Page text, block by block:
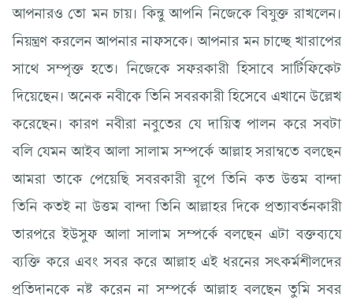
আপনারও তো মন চায়। কিন্তু আপনি নিজেকে বিযুক্ত রাখলেন।
নিয়ন্ত্রণ করলেন আপনার নাফসকে। আপনার মন চাচ্ছে খারাপের
সাথে সম্পৃক্ত হতে। নিজেকে সফরকারী হিসাবে সার্টিফিকেট
দিয়েছেন। অনেক নবীকে তিনি সবরকারী হিসেবে এখানে উল্লেখ
করেছেন। কারণ নবীরা নবুতের যে দায়িত্ব পালন করে সবটা
বলি যেমন আইব আলা সালাম সম্পর্কে আল্লাহ সরাম্বতে বলছেন
আমরা তাকে পেয়েছি সবরকারী রূপে তিনি কত উত্তম বান্দা
তিনি কতই না উত্তম বান্দা তিনি আল্লাহর দিকে প্রত্যাবর্তনকারী
তারপরে ইউসুফ আলা সালাম সম্পর্কে বলছেন এটা বক্তব্যযে
ব্যক্তি করে এবং সবর করে আল্লাহ এই ধরনের সৎকর্মশীলদের
প্রতিদানকে নষ্ট করেন না সম্পর্কে আল্লাহ বলছেন তুমি সবর